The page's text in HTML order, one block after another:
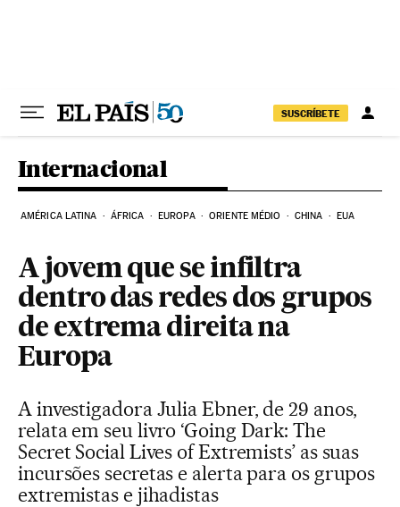
SUSCRÍBETE
Internacional
AMÉRICA LATINA ÁFRICA EUROPA ORIENTE MÉDIO CHINA EUA
A jovem que se infiltra
dentro das redes dos grupos
de extrema direita na
Europa
A investigadora Julia Ebner, de 29 anos,
relata em seu livro ‘Going Dark: The
Secret Social Lives of Extremists’ as suas
incursões secretas e alerta para os grupos
extremistas e jihadistas